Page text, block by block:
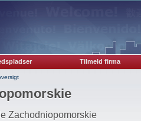
Tilmeld firma
Zachodniopomorskie